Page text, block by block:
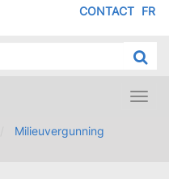
FR
CONTACT
Milieuvergunning